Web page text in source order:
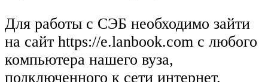
Для работы с СЭБ необходимо зайти
на сайт https://e.lanbook.com с любого
компьютера нашего вуза,
подключенного к сети интернет.